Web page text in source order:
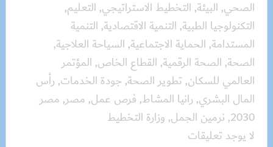
الصحي, البيئة, التخطيط الاستراتيجي, التعليم,
التكنولوجيا الطبية, التنمية الاقتصادية, التنمية
المستدامة, الحماية الاجتماعية, السياحة العلاجية,
الصحة, الصحة الرقمية, القطاع الخاص, المؤتمر
العالمي للسكان, تطوير الصحة, جودة الخدمات, رأس
المال البشري, رانيا المشاط, فرص عمل, مصر, مصر
2030
, نرمين الجمل, وزارة التخطيط
لا يوجد تعليقات